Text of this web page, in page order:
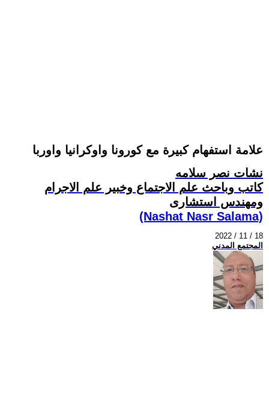
علامة استفهام كبيرة مع كورونا واوكرانيا واوربا
نشات نصر سلامه
كاتب وباحث علم الاجتماع وخبير علم الاجرام
ومهندس استشارى
(Nashat Nasr Salama)
2022 / 11 / 18
المجتمع المدني